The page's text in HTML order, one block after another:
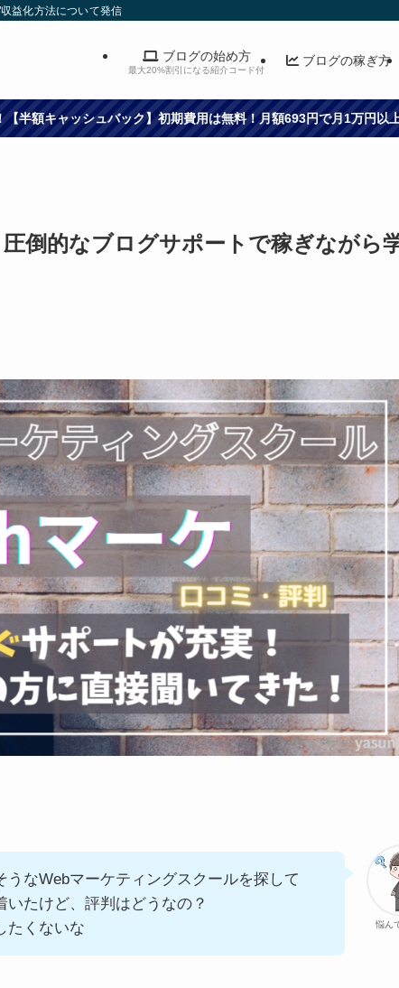
益化方法について発信
ブログの始め方
最大20%割引になる紹介コード付
ブログの稼ぎ方
半額キャッシュバック】初期費用は無料！月額693円で月1万円以
倒的なブログサポートで稼ぎながら
悩ん
うなWebマーケティングスクールを探して
いたけど、評判はどうなの？
たくないな